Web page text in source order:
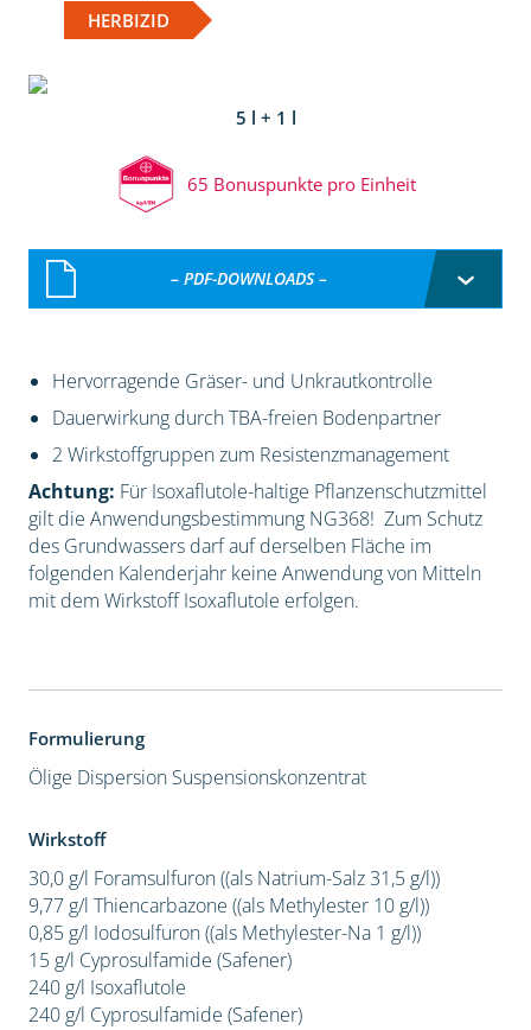
HERBIZID
5 l + 1 l
65 Bonuspunkte pro Einheit
– PDF-DOWNLOADS –
Hervorragende Gräser- und Unkrautkontrolle
Dauerwirkung durch TBA-freien Bodenpartner
2 Wirkstoffgruppen zum Resistenzmanagement
Achtung: Für Isoxaflutole-haltige Pflanzenschutzmittel
gilt die Anwendungsbestimmung NG368! Zum Schutz
des Grundwassers darf auf derselben Fläche im
folgenden Kalenderjahr keine Anwendung von Mitteln
mit dem Wirkstoff Isoxaflutole erfolgen.
Formulierung
Ölige Dispersion Suspensionskonzentrat
Wirkstoff
30,0 g/l Foramsulfuron ((als Natrium-Salz 31,5 g/l))
9,77 g/l Thiencarbazone ((als Methylester 10 g/l))
0,85 g/l Iodosulfuron ((als Methylester-Na 1 g/l))
15 g/l Cyprosulfamide (Safener)
240 g/l Isoxaflutole
240 g/l Cyprosulfamide (Safener)